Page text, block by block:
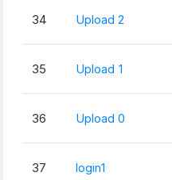
34 Upload 2
35 Upload 1
36 Upload 0
37 login1